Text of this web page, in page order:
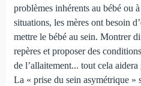
problèmes inhérents au bébé ou
situations, les mères ont besoin
mettre le bébé au sein. Montrer
repères et proposer des
de l’allaitement... tout cela aidera
La « prise du sein asymétrique »